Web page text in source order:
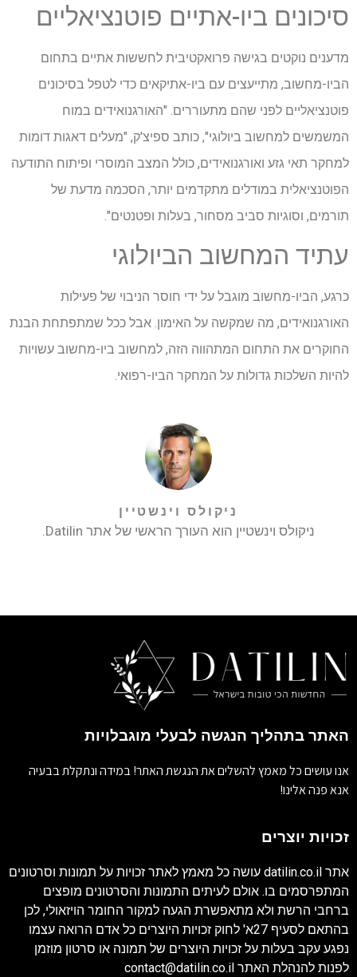
סיכונים ביו-אתיים פוטנציאליים
מדענים נוקטים בגישה פרואקטיבית לחששות אתיים בתחום
הביו-מחשוב, מתייעצים עם ביו-אתיקאים כדי לטפל בסיכונים
פוטנציאליים לפני שהם מתעוררים. "האורגנואידים במוח
המשמשים למחשוב ביולוגי", כותב ספיצ'ק, "מעלים דאגות דומות
למחקר תאי גזע ואורגנואידים, כולל המצב המוסרי ופיתוח התודעה
הפוטנציאלית במודלים מתקדמים יותר, הסכמה מדעת של
תורמים, וסוגיות סביב מסחור, בעלות ופטנטים".
עתיד המחשוב הביולוגי
כרגע, הביו-מחשוב מוגבל על ידי חוסר הניבוי של פעילות
האורגנואידים, מה שמקשה על האימון. אבל ככל שמתפתחת הבנת
החוקרים את התחום המתהווה הזה, למחשוב ביו-מחשוב עשויות
להיות השלכות גדולות על המחקר הביו-רפואי.
ניקולס וינשטיין
ניקולס וינשטיין הוא העורך הראשי של אתר Datilin.
האתר בתהליך הנגשה לבעלי מוגבלויות
אנו עושים כל מאמץ להשלים את הנגשת האתר! במידה ונתקלת בבעיה
אנא פנה אלינו!
זכויות יוצרים
אתר datilin.co.il עושה כל מאמץ לאתר זכויות על תמונות וסרטונים
המתפרסמים בו. אולם לעיתים התמונות והסרטונים מופצים
ברחבי הרשת ולא מתאפשרת הגעה למקור החומר הויזאולי, לכן
בהתאם לסעיף 27א' לחוק זכויות היוצרים כל אדם הרואה עצמו
נפגע עקב בעלות על זכויות היוצרים של תמונה או סרטון מוזמן
לפנות להנהלת האתר contact@datilin.co.il